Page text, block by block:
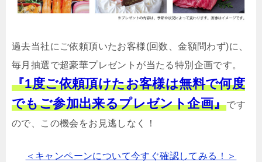
過去当社にご依頼頂いたお客様(回数、金額問わず)に、
毎月抽選で超豪華プレゼントが当たる特別企画です。
『1度ご依頼頂けたお客様は無料で何度
でもご参加出来るプレゼント企画』です
ので、この機会をお見逃しなく！
＜キャンペーンについて今すぐ確認してみる！＞